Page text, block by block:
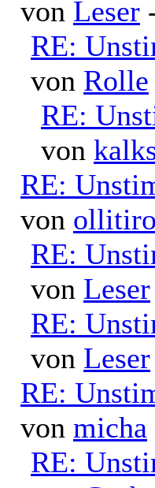
von Leser
RE:
von Rolle
RE:
von
RE:
von
RE:
von Leser
RE:
von Leser
RE:
von micha
RE: